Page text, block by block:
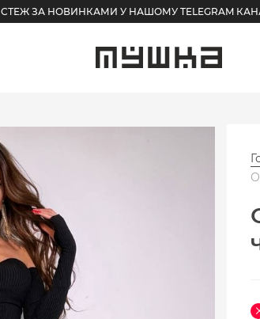
СТЕЖ ЗА НОВИНКАМИ У НАШОМУ TELEGRAM